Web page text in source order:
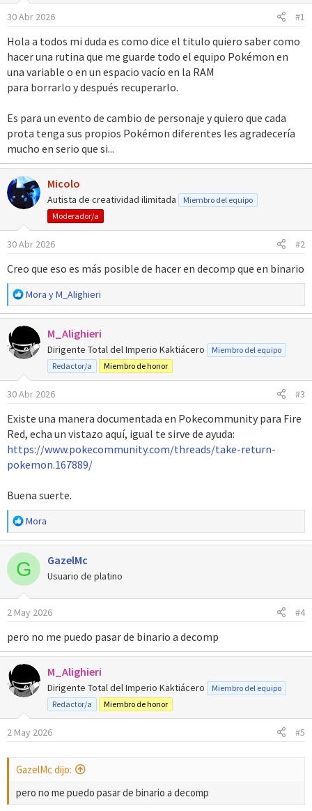
d
i
c
i
30 Abr 2026 #1
Hola a todos mi duda es como dice el titulo quiero saber como
hacer una rutina que me guarde todo el equipo Pokémon en
una variable o en un espacio vacío en la RAM
para borrarlo y después recuperarlo.
Es para un evento de cambio de personaje y quiero que cada
prota tenga sus propios Pokémon diferentes les agradecería
mucho en serio que si...
Micolo
Autista de creatividad ilimitada
Miembro del equipo
Moderador/a
30 Abr 2026 #2
Creo que eso es más posible de hacer en decomp que en binario
R
e
a
c
i
e
s
Mora yM_Alighieri
M_Alighieri
Dirigente Total del Imperio Kaktiácero
Miembro del equipo
Redactor/a
Miembro de honor
30 Abr 2026 #3
Existe una manera documentada en Pokecommunity para Fire
Red, echa un vistazo aquí, igual te sirve de ayuda:
https://www.pokecommunity.com/threads/take-return-
pokemon.167889/
Buena suerte.
R
e
a
c
c
i
o
n
s
:
Mora
G GazelMc
Usuario de platino
2 May 2026 #4
pero no me puedo pasar de binario a decomp
M_Alighieri
Dirigente Total del Imperio Kaktiácero
Miembro del equipo
Redactor/a
Miembro de honor
2 May 2026 #5
GazelMc dijo:
pero no me puedo pasar de binario a decomp